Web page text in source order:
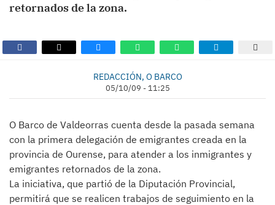
retornados de la zona.
REDACCIÓN, O BARCO
05/10/09 - 11:25
O Barco de Valdeorras cuenta desde la pasada semana
con la primera delegación de emigrantes creada en la
provincia de Ourense, para atender a los inmigrantes y
emigrantes retornados de la zona.
La iniciativa, que partió de la Diputación Provincial,
permitirá que se realicen trabajos de seguimiento en la